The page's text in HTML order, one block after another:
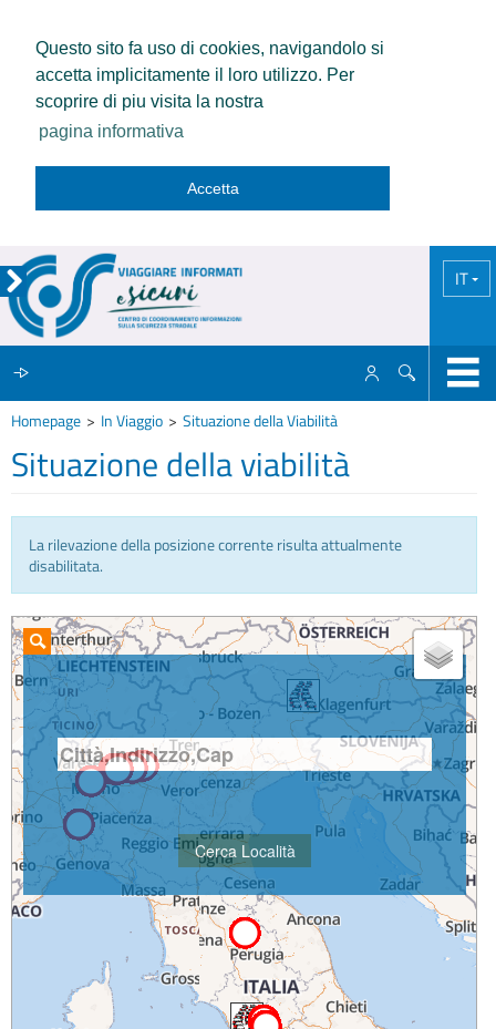
Questo sito fa uso di cookies, navigandolo si
accetta implicitamente il loro utilizzo. Per
scoprire di piu visita la nostra
pagina informativa
Accetta
IT
IL CCISS
INFO E MEDIA
IN VIAGGIO
Homepage In Viaggio Situazione della Viabilità
Situazione della viabilità
La rilevazione della posizione corrente risulta attualmente
disabilitata.